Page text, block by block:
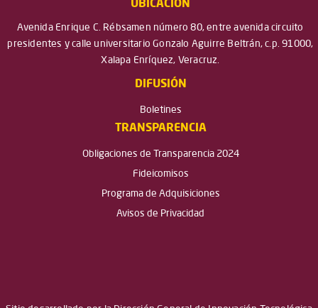
UBICACIÓN
Avenida Enrique C. Rébsamen número 80, entre avenida circuito
presidentes y calle universitario Gonzalo Aguirre Beltrán, c.p. 91000,
Xalapa Enríquez, Veracruz.
DIFUSIÓN
Boletines
TRANSPARENCIA
Obligaciones de Transparencia 2024
Fideicomisos
Programa de Adquisiciones
Avisos de Privacidad